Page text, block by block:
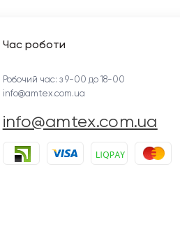
Час роботи
Робочий час: з 9-00 до 18-00
info@amtex.com.ua
info@amtex.com.ua